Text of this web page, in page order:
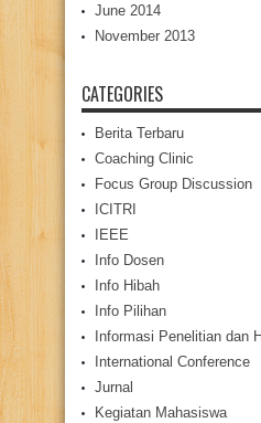
June 2014
November 2013
CATEGORIES
Berita Terbaru
Coaching Clinic
Focus Group Discussion
ICITRI
IEEE
Info Dosen
Info Hibah
Info Pilihan
Informasi Penelitian dan
International Conference
Jurnal
Kegiatan Mahasiswa